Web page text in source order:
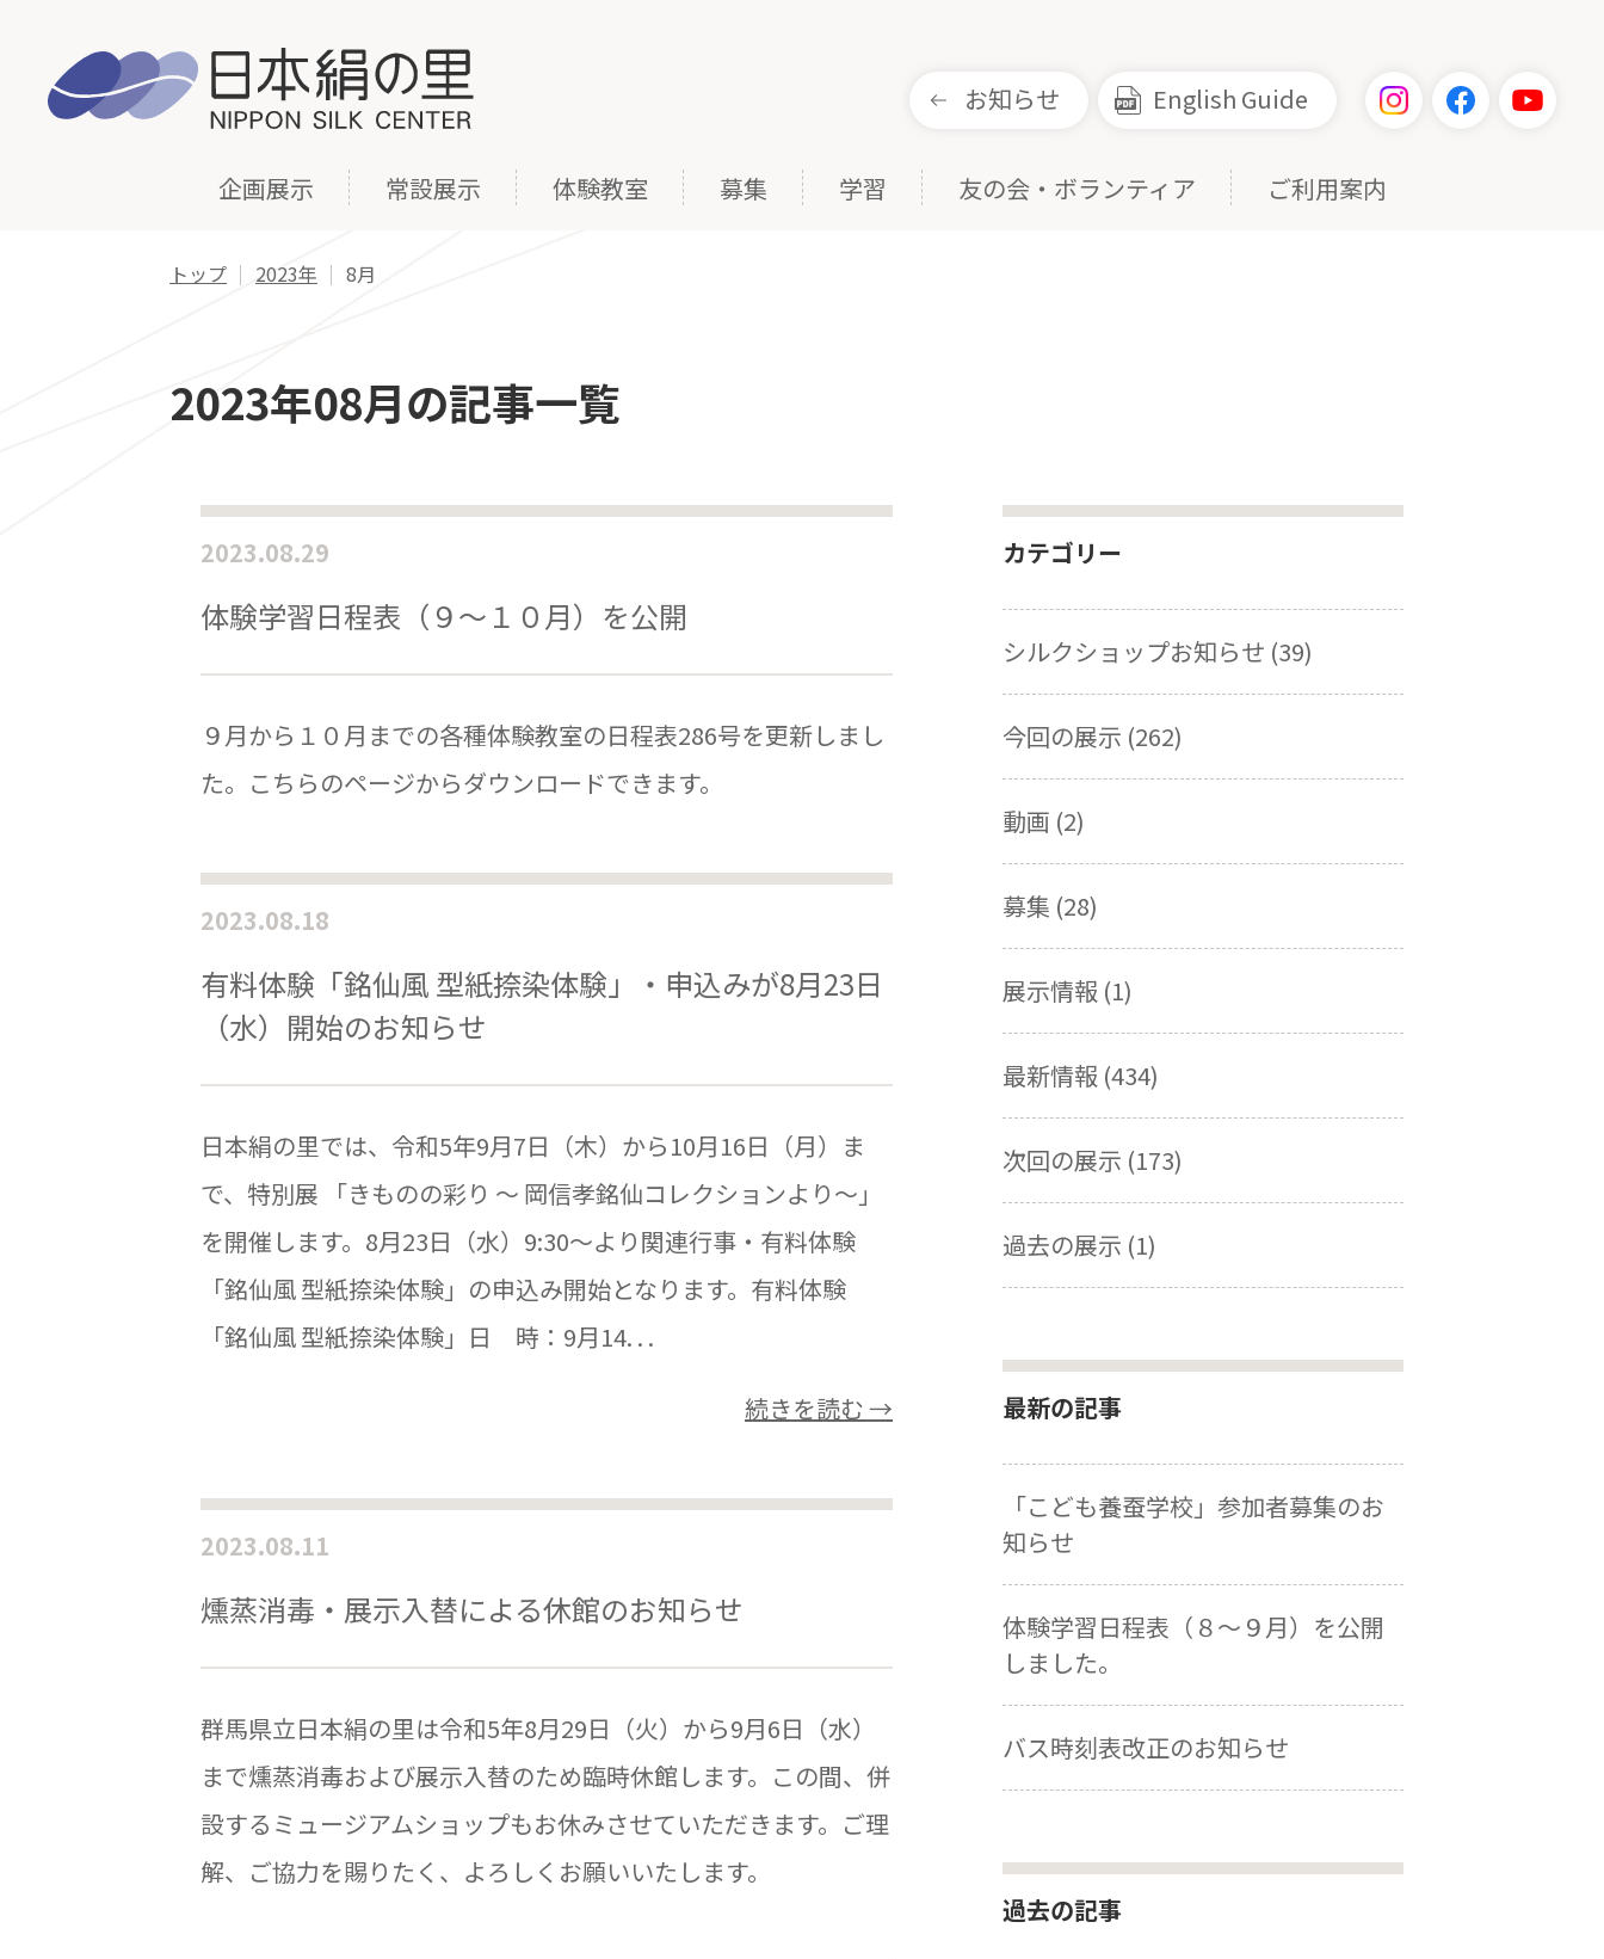
お知らせ English Guide
企画展示 常設展示 体験教室 募集 学習 友の会・ボランティア ご利用案内
トップ 2023年 8月
2023年08月の記事一覧
2023.08.29
体験学習日程表（９～１０月）を公開
９月から１０月までの各種体験教室の日程表286号を更新しまし
た。こちらのページからダウンロードできます。
2023.08.18
有料体験「銘仙風 型紙捺染体験」・申込みが8月23日
（水）開始のお知らせ
日本絹の里では、令和5年9月7日（木）から10月16日（月）ま
で、特別展 「きものの彩り ～ 岡信孝銘仙コレクションより～」
を開催します。8月23日（水）9:30～より関連行事・有料体験
「銘仙風 型紙捺染体験」の申込み開始となります。有料体験
「銘仙風 型紙捺染体験」日 時：9月14. . .
続きを読む →
2023.08.11
燻蒸消毒・展示入替による休館のお知らせ
群馬県立日本絹の里は令和5年8月29日（火）から9月6日（水）
まで燻蒸消毒および展示入替のため臨時休館します。この間、併
設するミュージアムショップもお休みさせていただきます。ご理
解、ご協力を賜りたく、よろしくお願いいたします。
カテゴリー
シルクショップお知らせ (39)
今回の展示 (262)
動画 (2)
募集 (28)
展示情報 (1)
最新情報 (434)
次回の展示 (173)
過去の展示 (1)
最新の記事
「こども養蚕学校」参加者募集のお
知らせ
体験学習日程表（８～９月）を公開
しました。
バス時刻表改正のお知らせ
過去の記事